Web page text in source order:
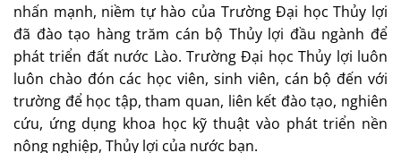
nhấn mạnh, niềm tự hào của Trường Đại học Thủy lợi
đã đào tạo hàng trăm cán bộ Thủy lợi đầu ngành để
phát triển đất nước Lào. Trường Đại học Thủy lợi luôn
luôn chào đón các học viên, sinh viên, cán bộ đến với
trường để học tập, tham quan, liên kết đào tạo, nghiên
cứu, ứng dụng khoa học kỹ thuật vào phát triển nền
nông nghiệp, Thủy lợi của nước bạn.